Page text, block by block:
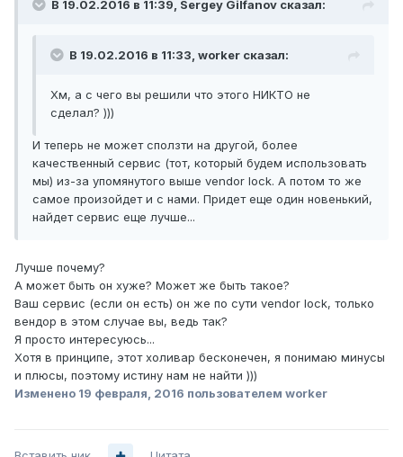
В 19.02.2016 в 11:39, Sergey Gilfanov сказал:
В 19.02.2016 в 11:33, worker сказал:
Хм, а с чего вы решили что этого НИКТО не
сделал? )))
И теперь не может сползти на другой, более
качественный сервис (тот, который будем использовать
мы) из-за упомянутого выше vendor lock. А потом то же
самое произойдет и с нами. Придет еще один новенький,
найдет сервис еще лучше...
Лучше почему?
А может быть он хуже? Может же быть такое?
Ваш сервис (если он есть) он же по сути vendor lock, только
вендор в этом случае вы, ведь так?
Я просто интересуюсь...
Хотя в принципе, этот холивар бесконечен, я понимаю минусы
и плюсы, поэтому истину нам не найти )))
Изменено 19 февраля, 2016 пользователем worker